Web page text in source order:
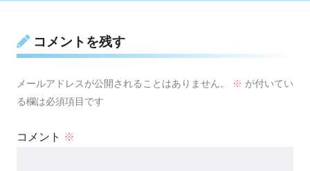
コメントを残す
メールアドレスが公開されることはありません。 ※ が付いてい
る欄は必須項目です
コメント ※